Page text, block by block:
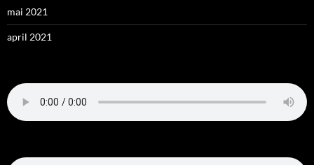
mai 2021
april 2021